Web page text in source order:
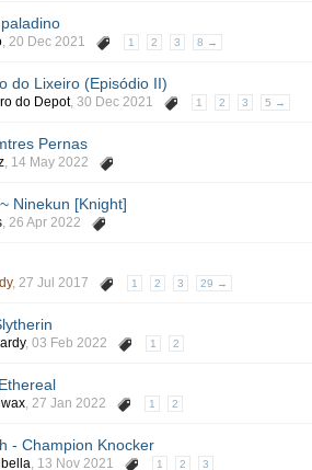
, 20 Dec 2021 1 2 3 8 →
do Lixeiro (Episódio II)
do Depot, 30 Dec 2021 1 2 3 5 →
Pernas
, 14 May 2022
Ninekun [Knight]
, 26 Apr 2022
, 27 Jul 2017 1 2 3 29 →
, 03 Feb 2022 1 2
, 27 Jan 2022 1 2
- Champion Knocker
, 13 Nov 2021 1 2 3